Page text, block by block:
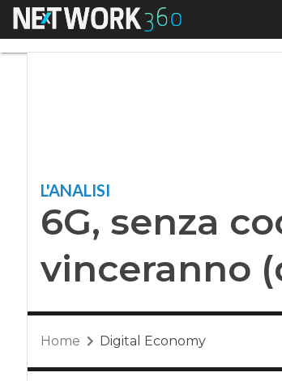
Menu
L'ANALISI
6G, senza
vinceranno
Home Digital Economy